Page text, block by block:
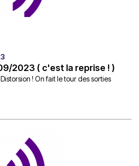
2023 ( c'est la reprise ! )
! On fait le tour des sorties